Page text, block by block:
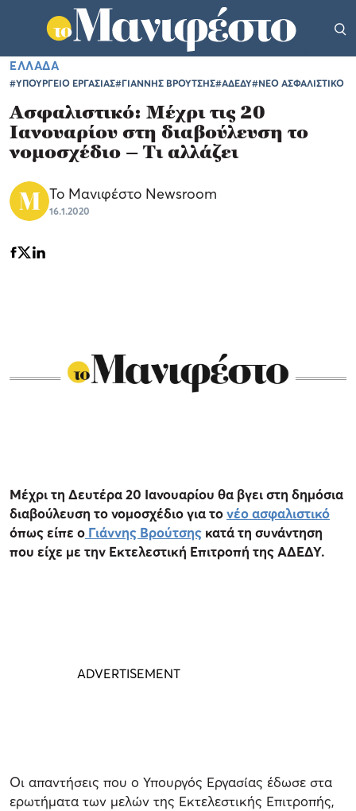
ΕΛΛΑΔΑ
#ΥΠΟΥΡΓΕΙΟ ΕΡΓΑΣΙΑΣ#ΓΙΑΝΝΗΣ ΒΡΟΥΤΣΗΣ#ΑΔΕΔΥ#ΝΕΟ ΑΣΦΑΛΙΣΤΙΚΟ
Ασφαλιστικό: Μέχρι τις 20
Ιανουαρίου στη διαβούλευση το
νομοσχέδιο – Τι αλλάζει
Το Μανιφέστο Newsroom
16.1.2020
Μέχρι τη Δευτέρα 20 Ιανουαρίου θα βγει στη δημόσια
διαβούλευση το νομοσχέδιο για τονέο ασφαλιστικό
όπως είπε ο Γιάννης Βρούτσης κατά τη συνάντηση
που είχε με την Εκτελεστική Επιτροπή της ΑΔΕΔΥ.
Οι απαντήσεις που ο Υπουργός Εργασίας έδωσε στα
ερωτήματα των μελών της Εκτελεστικής Επιτροπής,